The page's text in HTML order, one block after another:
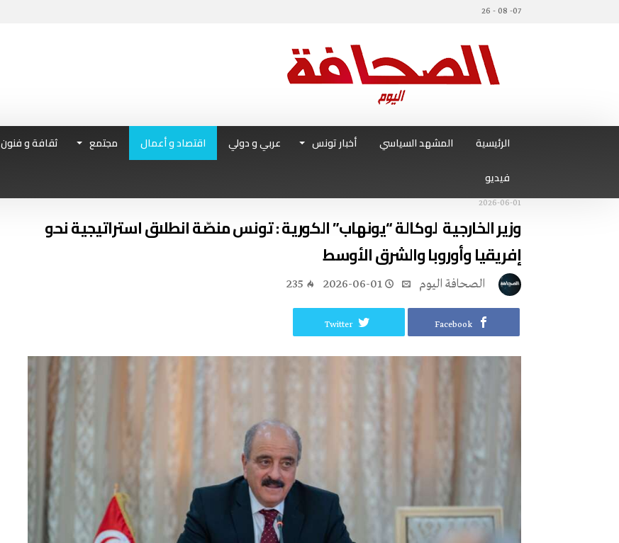
07- 08 - 26
الرئيسية المشهد السياسي أخبار تونس عربي و دولي اقتصاد و أعمال مجتمع ثقافة و فنون
فيديو
2026-06-01
وزير الخارجية لوكالة “يونهاب” الكورية : تونس منصّة انطلاق استراتيجية نحو
إفريقيا وأوروبا والشرق الأوسط
2026-06-01
235
Facebook
Twitter